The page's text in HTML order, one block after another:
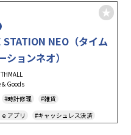
STATION NEO（タイム
ションネオ）
Goods
#時計修理
#雑貨
アプリ
#キャッシュレス決済